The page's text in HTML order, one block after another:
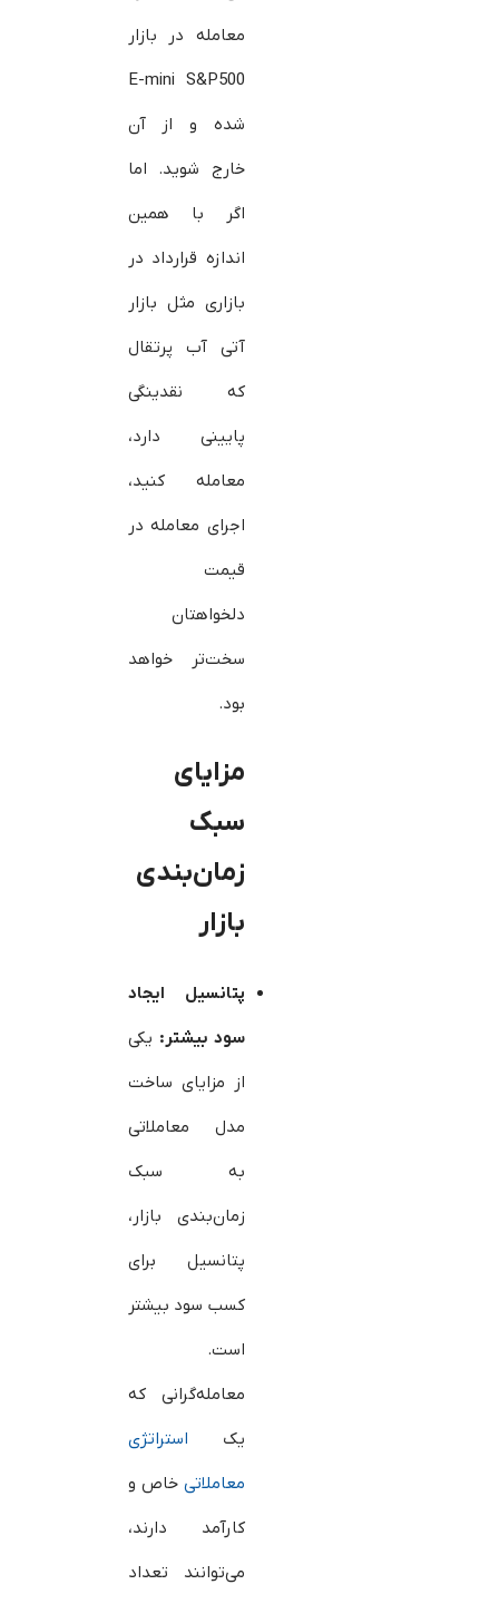
معامله در بازار
E-mini S&P500
شده و از آن
خارج شوید. اما
اگر با همین
اندازه قرارداد در
بازاری مثل بازار
آتی آب پرتقال
که نقدینگی
پایینی دارد،
معامله کنید،
اجرای معامله در
قیمت
دلخواهتان
سخت‌تر خواهد
بود.
مزایای
سبک
زمان‌بندی
بازار
پتانسیل ایجاد
سود بیشتر: یکی
از مزایای ساخت
مدل معاملاتی
به سبک
زمان‌بندی بازار،
پتانسیل برای
کسب سود بیشتر
است.
معامله‌گرانی که
یک استراتژی
معاملاتی خاص و
کارآمد دارند،
می‌توانند تعداد